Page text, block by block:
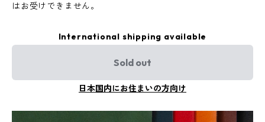
はお受けできません。
International shipping available
Sold out
日本国内にお住まいの方向け